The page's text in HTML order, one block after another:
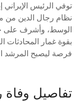
نظام رجال الدين من
الوسط، وأشرف على
بقوة غمار المحادثات
فرصة ليصبح المرشد
تفاصيل